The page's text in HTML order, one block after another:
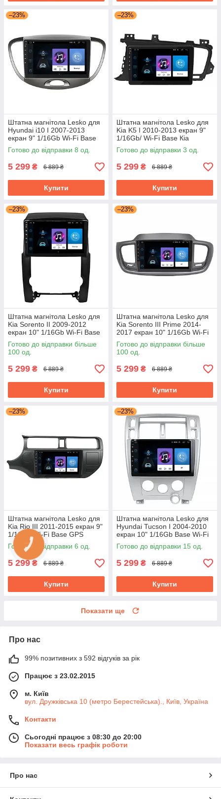
–23%
Штатна магнітола Lesko для
Hyundai i10 I 2007-2013
екран 9" 1/16Gb Wi-Fi Base
Хюндай Android
Готово до відправки 8 од.
5 299 ₴ 6 889 ₴
Купити
–23%
Штатна магнітола Lesko для
Kia K5 I 2010-2013 екран 9"
1/16Gb/ Wi-Fi Base Кіа
Готово до відправки 3 од.
5 299 ₴ 6 889 ₴
Купити
–23%
Штатна магнітола Lesko для
Kia Sorento II 2009-2012
екран 10" 1/16Gb Wi-Fi Base
GPS Android Кіа
Готово до відправки більше
100 од.
5 299 ₴ 6 889 ₴
Купити
–23%
Штатна магнітола Lesko для
Kia Sorento III Prime 2014-
2017 екран 10" 1/16Gb Wi-Fi
Base GPS Android Кіа
Готово до відправки більше
100 од.
5 299 ₴ 6 889 ₴
Купити
–23%
Штатна магнітола Lesko для
Kia Rio III 2011-2015 екран 9"
1/16Gb/Wi-Fi Base GPS
Android кіа
Готово до відправки 6 од.
5 299 ₴ 6 889 ₴
Купити
–23%
Штатна магнітола Lesko для
Hyundai Tucson I 2004-2010
екран 10" 1/16Gb Base Wi-Fi
GPS Android хендай
Готово до відправки 15 од.
5 299 ₴ 6 889 ₴
Купити
Показати ще
Про нас
99% позитивних з 592 відгуків за рік
Працює з 23.02.2015
м. Київ
вул. Дружківська 10 (метро Берестейська)., Київ, Україна
Контакти
Сьогодні працює з 08:30 до 20:00
Показати весь графік роботи
Про нас